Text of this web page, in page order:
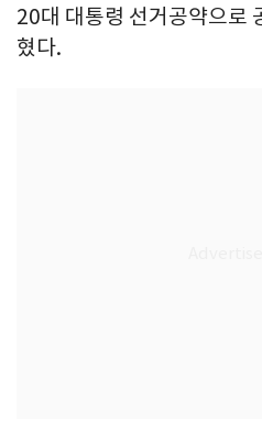
20대 대통령 선거공약으로
혔다.